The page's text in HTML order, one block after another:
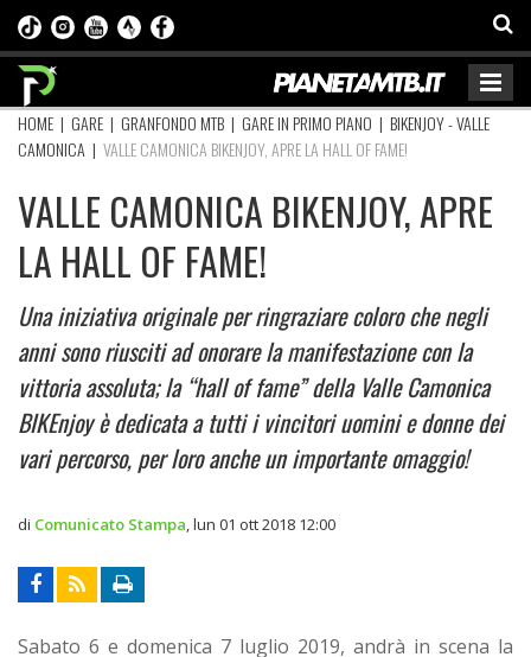
HOME | GARE | GRANFONDO MTB | GARE IN PRIMO PIANO | BIKENJOY - VALLE
CAMONICA | VALLE CAMONICA BIKENJOY, APRE LA HALL OF FAME!
VALLE CAMONICA BIKENJOY, APRE
LA HALL OF FAME!
Una iniziativa originale per ringraziare coloro che negli
anni sono riusciti ad onorare la manifestazione con la
vittoria assoluta; la “hall of fame” della Valle Camonica
BIKEnjoy è dedicata a tutti i vincitori uomini e donne dei
vari percorso, per loro anche un importante omaggio!
di Comunicato Stampa lun 01 ott 2018 12:00
Sabato 6 e domenica 7 luglio 2019, andrà in scena la